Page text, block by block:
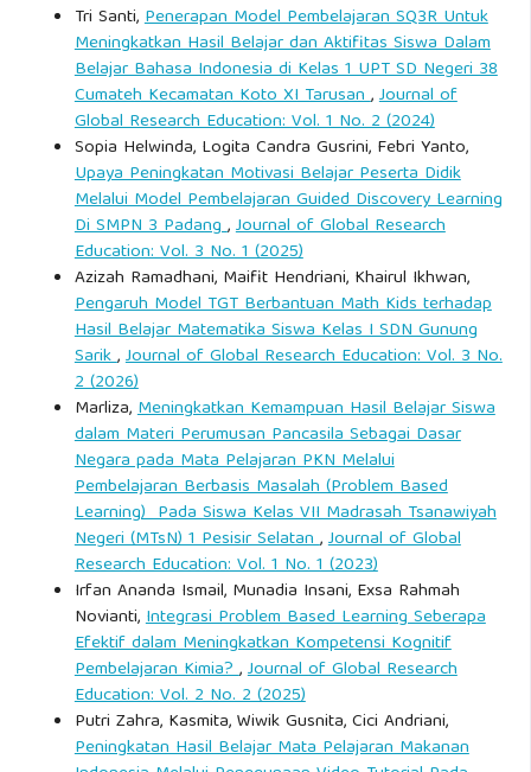
Tri Santi,Penerapan Model Pembelajaran SQ3R Untuk
Meningkatkan Hasil Belajar dan Aktifitas Siswa Dalam
Belajar Bahasa Indonesia di Kelas 1 UPT SD Negeri 38
Cumateh Kecamatan Koto XI Tarusan,Journal of
Global Research Education: Vol. 1 No. 2 (2024)
Sopia Helwinda, Logita Candra Gusrini, Febri Yanto,
Upaya Peningkatan Motivasi Belajar Peserta Didik
Melalui Model Pembelajaran Guided Discovery Learning
Di SMPN 3 Padang,Journal of Global Research
Education: Vol. 3 No. 1 (2025)
Azizah Ramadhani, Maifit Hendriani, Khairul Ikhwan,
Pengaruh Model TGT Berbantuan Math Kids terhadap
Hasil Belajar Matematika Siswa Kelas I SDN Gunung
Sarik,Journal of Global Research Education: Vol. 3 No.
2 (2026)
Marliza,Meningkatkan Kemampuan Hasil Belajar Siswa
dalam Materi Perumusan Pancasila Sebagai Dasar
Negara pada Mata Pelajaran PKN Melalui
Pembelajaran Berbasis Masalah (Problem Based
Learning) Pada Siswa Kelas VII Madrasah Tsanawiyah
Negeri (MTsN) 1 Pesisir Selatan,Journal of Global
Research Education: Vol. 1 No. 1 (2023)
Irfan Ananda Ismail, Munadia Insani, Exsa Rahmah
Novianti,Integrasi Problem Based Learning Seberapa
Efektif dalam Meningkatkan Kompetensi Kognitif
Pembelajaran Kimia?,Journal of Global Research
Education: Vol. 2 No. 2 (2025)
Putri Zahra, Kasmita, Wiwik Gusnita, Cici Andriani,
Peningkatan Hasil Belajar Mata Pelajaran Makanan